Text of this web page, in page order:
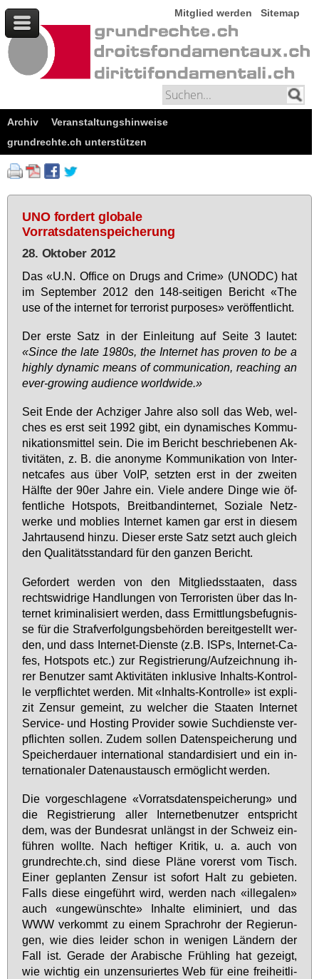
Mitglied werden Sitemap
Archiv
Veranstaltungshinweise
grundrechte.ch unterstützen
UNO fordert globale
Vorratsdatenspeicherung
28. Oktober 2012
Das «U.N. Of­fice on Drugs and Cri­me» (UN­ODC) hat
im Sep­tem­ber 2012 den 148-sei­ti­gen Be­richt «The
use of the in­ter­net for ter­ro­rist pur­po­ses» ver­öf­fent­licht.
Der ers­te Satz in der Ein­lei­tung auf Sei­te 3 lau­tet:
«Sin­ce the la­te 1980s, the In­ter­net has pro­ven to be a
high­ly dy­na­mic me­ans of com­mu­ni­ca­ti­on, re­aching an
ever-gro­wing au­di­ence world­wi­de.»
Seit En­de der Ach­zi­ger Jah­re al­so soll das Web, wel­
ches es erst seit 1992 gibt, ein dy­na­mi­sches Kom­mu­
ni­ka­ti­ons­mit­tel sein. Die im Be­richt be­schrie­be­nen Ak­
ti­vi­tä­ten, z. B. die an­ony­me Kom­mu­ni­ka­ti­on von In­ter­
net­ca­fes aus über VoIP, setz­ten erst in der zwei­ten
Hälf­te der 90er Jah­re ein. Vie­le an­de­re Din­ge wie öf­
fent­li­che Hot­spots, Breit­band­in­ter­net, So­zia­le Netz­
wer­ke und mob­lies In­ter­net ka­men gar erst in die­sem
Jahr­tau­send hin­zu. Die­ser ers­te Satz setzt auch gleich
den Qua­li­täts­stan­dard für den gan­zen Be­richt.
Ge­for­dert wer­den von den Mit­glieds­staa­ten, dass
rechts­wid­ri­ge Hand­lun­gen von Ter­ro­ris­ten über das In­
ter­net kri­mi­na­li­siert wer­den, dass Er­mitt­lungs­be­fug­nis­
se für die Straf­ver­fol­gungs­be­hör­den be­reit­ge­stellt wer­
den, und dass In­ter­net-Diens­te (z.B. ISPs, In­ter­net-Ca­
fes, Hot­spots etc.) zur Re­gis­trie­rung/Auf­zeich­nung ih­
rer Be­nut­zer samt Ak­ti­vi­tä­ten in­klu­si­ve In­halts-Kon­trol­
le ver­pflich­tet wer­den. Mit «In­halts-Kon­trol­le» ist ex­pli­
zit Zen­sur ge­meint, zu wel­cher die Staa­ten In­ter­net
Ser­vice- und Hos­ting Pro­vi­der so­wie Such­diens­te ver­
pflich­ten sol­len. Zu­dem sol­len Da­ten­spei­che­rung und
Spei­cher­dau­er in­ter­na­tio­nal stan­dar­di­siert und ein in­
ter­na­tio­na­ler Da­ten­aus­tausch er­mög­licht wer­den.
Die vor­ge­schla­ge­ne «Vor­rats­da­ten­spei­che­rung» und
die Re­gis­trie­rung al­ler In­ter­net­be­nut­zer ent­spricht
dem, was der Bun­des­rat un­längst in der Schweiz ein­
füh­ren woll­te. Nach hef­ti­ger Kri­tik, u. a. auch von
grund­rech­te.ch, sind die­se Plä­ne vor­erst vom Tisch.
Ei­ner ge­plan­ten Zen­sur ist so­fort Halt zu ge­bie­ten.
Falls die­se ein­ge­führt wird, wer­den nach «il­le­ga­len»
auch «un­ge­wünsch­te» In­hal­te eli­mi­niert, und das
WWW ver­kommt zu ei­nem Sprach­rohr der Re­gie­run­
gen, wie dies lei­der schon in we­ni­gen Län­dern der
Fall ist. Ge­ra­de der Ara­bi­sche Früh­ling hat ge­zeigt,
wie wich­tig ein un­zen­su­rier­tes Web für ei­ne frei­heit­li­